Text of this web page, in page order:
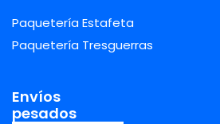
Paquetería Estafeta
Paquetería Tresguerras
Envíos
pesados